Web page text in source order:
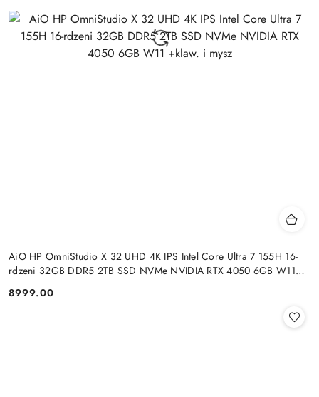
AiO HP OmniStudio X 32 UHD 4K IPS Intel Core Ultra 7 155H 16-
rdzeni 32GB DDR5 2TB SSD NVMe NVIDIA RTX 4050 6GB W11
Cena:
8999.00